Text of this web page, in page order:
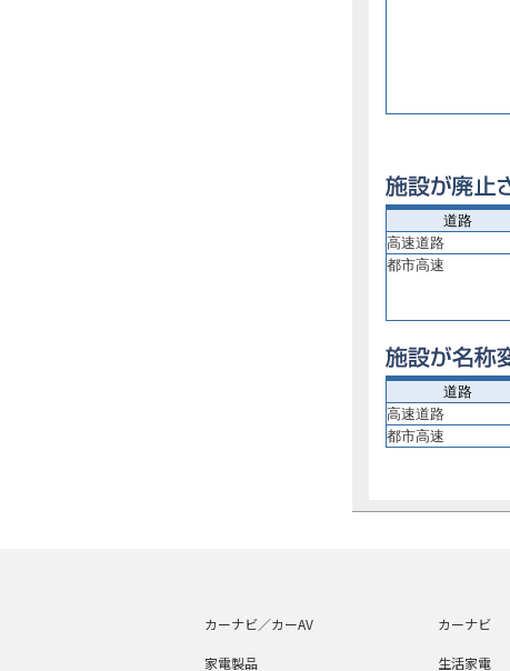
道路
高速道路
都市高速
道路
高速道路
都市高速
カーナビ／カーAV カーナビ
家電製品 生活家電